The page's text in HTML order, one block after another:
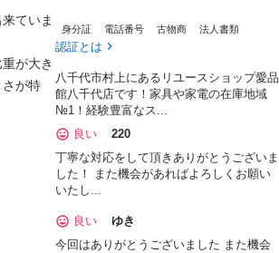
ていま
が大き
さが特
身分証 電話番号 古物商 法人書類
認証とは
八千代市村上にあるリユースショップ愛品
館八千代店です！家具や家電の在庫地域
№1！経験豊富なス...
良い
220
丁寧な対応をして頂きありがとうございま
した！ また機会があればよろしくお願い
いたし...
良い
ゆき
今回はありがとうございました また機会